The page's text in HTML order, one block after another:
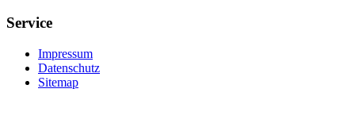
Service
Impressum
Datenschutz
Sitemap